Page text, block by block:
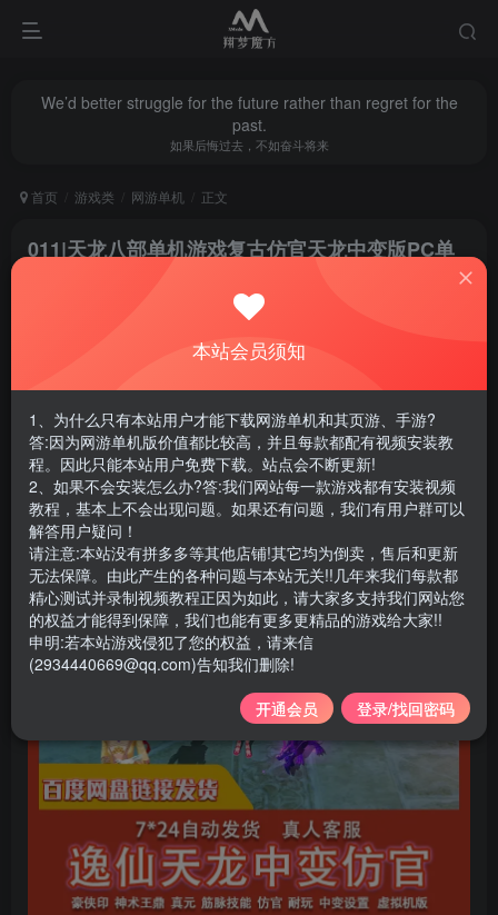
We’d better struggle for the future rather than regret for the
past.
如果后悔过去，不如奋斗将来
首页 游戏类 网游单机 正文
011|天龙八部单机游戏复古仿官天龙中变版PC单
本站会员须知
1、为什么只有本站用户才能下载网游单机和其页游、手游?
答:因为网游单机版价值都比较高，并且每款都配有视频安装教
程。因此只能本站用户免费下载。站点会不断更新!
2、如果不会安装怎么办?答:我们网站每一款游戏都有安装视频
教程，基本上不会出现问题。如果还有问题，我们有用户群可以
解答用户疑问！
请注意:本站没有拼多多等其他店铺!其它均为倒卖，售后和更新
无法保障。由此产生的各种问题与本站无关!!几年来我们每款都
精心测试并录制视频教程正因为如此，请大家多支持我们网站您
的权益才能得到保障，我们也能有更多更精品的游戏给大家!!
申明:若本站游戏侵犯了您的权益，请来信
(2934440669@qq.com)告知我们删除!
开通会员 登录/找回密码